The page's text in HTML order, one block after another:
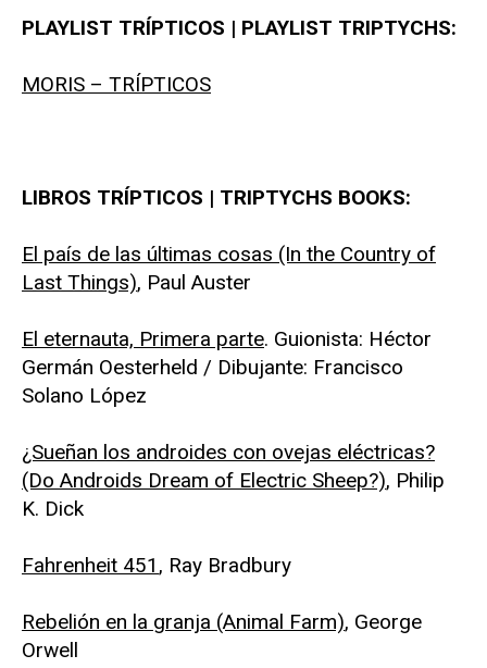
PLAYLIST TRÍPTICOS | PLAYLIST TRIPTYCHS:
MORIS – TRÍPTICOS
LIBROS TRÍPTICOS | TRIPTYCHS BOOKS:
El país de las últimas cosas (In the Country of
Last Things), Paul Auster
El eternauta, Primera parte. Guionista: Héctor
Germán Oesterheld / Dibujante: Francisco
Solano López
¿Sueñan los androides con ovejas eléctricas?
(Do Androids Dream of Electric Sheep?), Philip
K. Dick
Fahrenheit 451 , Ray Bradbury
Rebelión en la granja (Animal Farm), George
Orwell